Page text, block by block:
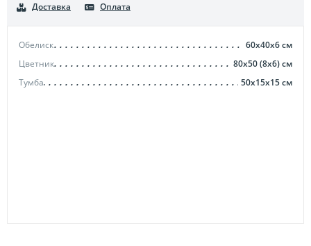
Обелиск 60х40х6см
Цветник
80х50 (8х6)см
Тумба
50х15х15см
Доставка
Оплата